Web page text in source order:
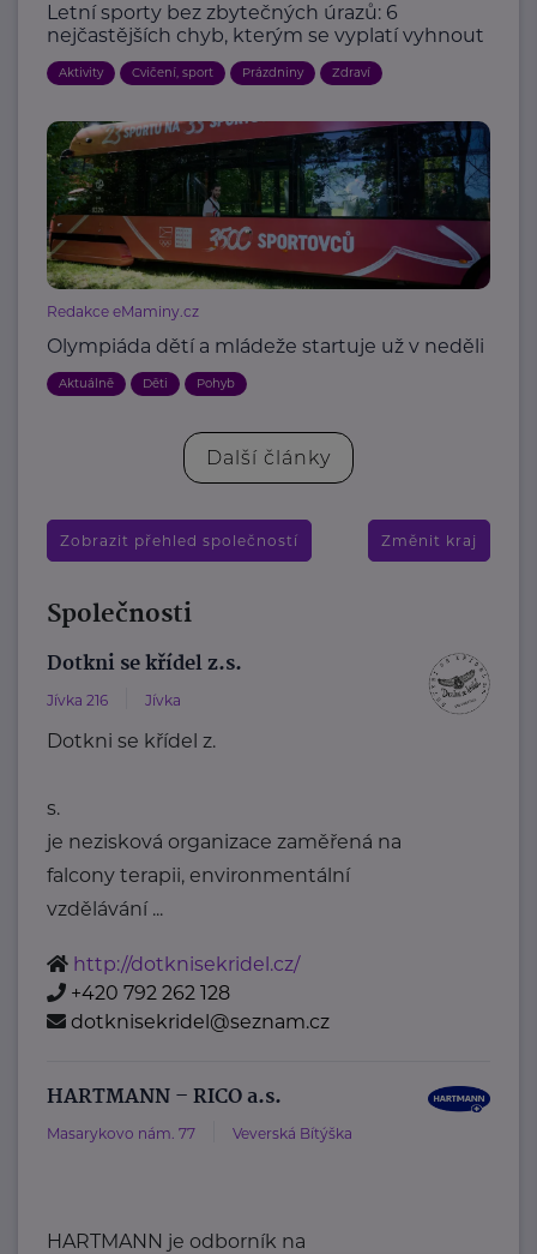
Letní sporty bez zbytečných úrazů: 6
nejčastějších chyb, kterým se vyplatí vyhnout
Aktivity Cvičení, sport Prázdniny Zdraví
Redakce eMaminy.cz
Olympiáda dětí a mládeže startuje už v neděli
Aktuálně Děti Pohyb
Další články
Zobrazit přehled společností Změnit kraj
Společnosti
Dotkni se křídel z.s.
Jívka 216 Jívka
Dotkni se křídel z.
s.
je nezisková organizace zaměřená na
falcony terapii, environmentální
vzdělávání ...
http://dotknisekridel.cz/
+420 792 262 128
dotknisekridel@seznam.cz
HARTMANN – RICO a.s.
Masarykovo nám. 77 Veverská Bítýška
HARTMANN je odborník na